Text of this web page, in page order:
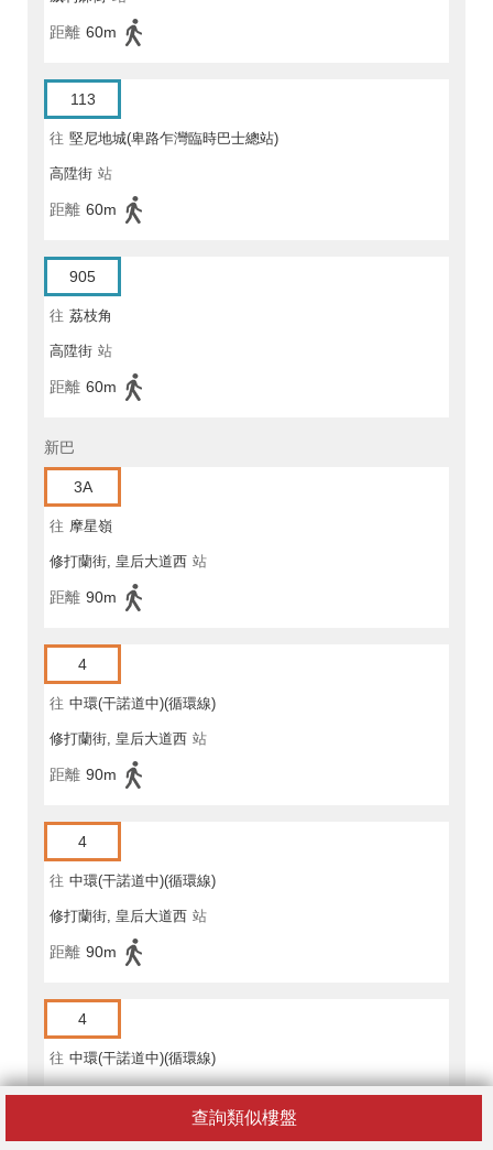
查詢類似樓盤
距離 60m
113
往 堅尼地城(卑路乍灣臨時巴士總站)
高陞街 站
距離 60m
905
往 荔枝角
高陞街 站
距離 60m
新巴
3A
往 摩星嶺
修打蘭街, 皇后大道西 站
距離 90m
4
往 中環(干諾道中)(循環線)
修打蘭街, 皇后大道西 站
距離 90m
4
往 中環(干諾道中)(循環線)
修打蘭街, 皇后大道西 站
距離 90m
4
往 中環(干諾道中)(循環線)
修打蘭街, 皇后大道西 站